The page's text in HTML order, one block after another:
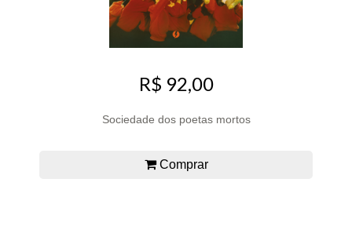
R$ 92,00
Sociedade dos poetas mortos
Comprar